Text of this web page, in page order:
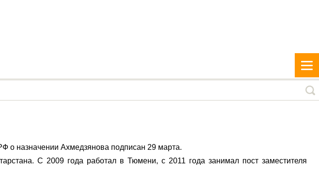
о назначении Ахмедзянова подписан 29 марта.
С 2009 года работал в Тюмени, с 2011 года занимал пост заместителя